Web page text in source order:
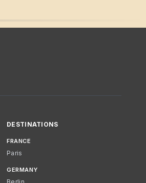
DESTINATIONS
FRANCE
Paris
GERMANY